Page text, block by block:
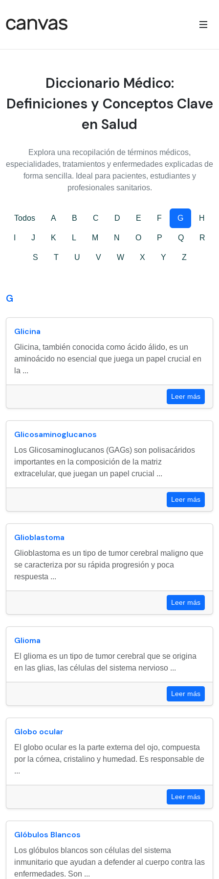
Diccionario Médico:
Definiciones y Conceptos Clave
en Salud
Explora una recopilación de términos médicos,
especialidades, tratamientos y enfermedades explicadas de
forma sencilla. Ideal para pacientes, estudiantes y
profesionales sanitarios.
Todos A B C D E F G H
J K L M N O P Q R
S T U V W X Y Z
G
Glicina
Glicina, también conocida como ácido álido, es un
aminoácido no esencial que juega un papel crucial en
la ...
Leer más
Glicosaminoglucanos
Los Glicosaminoglucanos (GAGs) son polisacáridos
importantes en la composición de la matriz
extracelular, que juegan un papel crucial ...
Leer más
Glioblastoma
Glioblastoma es un tipo de tumor cerebral maligno que
se caracteriza por su rápida progresión y poca
respuesta ...
Leer más
Glioma
El glioma es un tipo de tumor cerebral que se origina
en las glias, las células del sistema nervioso ...
Leer más
Globo ocular
El globo ocular es la parte externa del ojo, compuesta
por la córnea, cristalino y humedad. Es responsable de
...
Leer más
Glóbulos Blancos
Los glóbulos blancos son células del sistema
inmunitario que ayudan a defender al cuerpo contra las
enfermedades. Son ...